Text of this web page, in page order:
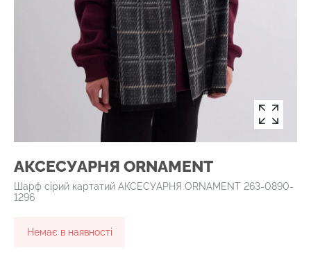
АКСЕСУАРНЯ ОRNAMENT
Шарф сірий картатий АКСЕСУАРНЯ ОRNAMENT 263-0890-
1296
Немає в наявності